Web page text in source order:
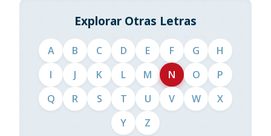
Explorar Otras Letras
A B C D E F G
H
I
J K L M N O
P
Q
R S T U V W
X
Y
Z